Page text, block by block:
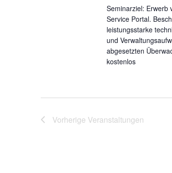
Seminarziel: Erwerb
Service Portal.
leistungsstarke
und
abgesetzten
kostenlos
Vorherige Veranstaltungen